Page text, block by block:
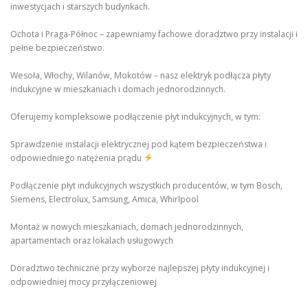
inwestycjach i starszych budynkach.
Ochota i Praga-Północ – zapewniamy fachowe doradztwo przy instalacji i
pełne bezpieczeństwo.
Wesoła, Włochy, Wilanów, Mokotów – nasz elektryk podłącza płyty
indukcyjne w mieszkaniach i domach jednorodzinnych.
Oferujemy kompleksowe podłączenie płyt indukcyjnych, w tym:
Sprawdzenie instalacji elektrycznej pod kątem bezpieczeństwa i
odpowiedniego natężenia prądu
Podłączenie płyt indukcyjnych wszystkich producentów, w tym Bosch,
Siemens, Electrolux, Samsung, Amica, Whirlpool
Montaż w nowych mieszkaniach, domach jednorodzinnych,
apartamentach oraz lokalach usługowych
Doradztwo techniczne przy wyborze najlepszej płyty indukcyjnej i
odpowiedniej mocy przyłączeniowej